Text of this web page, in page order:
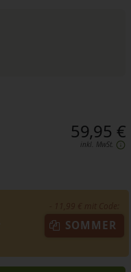
59,95 €
inkl. MwSt.
SOMMER